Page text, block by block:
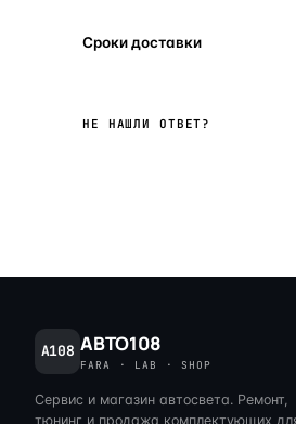
Сроки доставки
НЕ НАШЛИ ОТВЕТ?
A108 АВТО108
FARA · LAB · SHOP
Сервис и магазин автосвета. Ремонт,
тюнинг и продажа комплектующих